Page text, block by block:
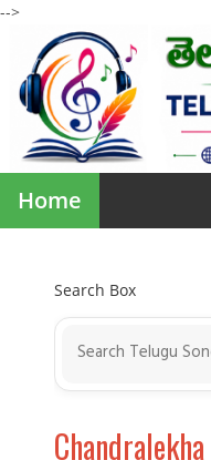
-->
Home
Search Box